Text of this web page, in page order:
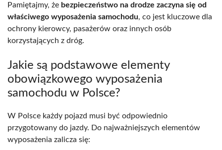
Pamiętajmy, że bezpieczeństwo na drodze zaczyna się od
właściwego wyposażenia samochodu, co jest kluczowe dla
ochrony kierowcy, pasażerów oraz innych osób
korzystających z dróg.
Jakie są podstawowe elementy
obowiązkowego wyposażenia
samochodu w Polsce?
W Polsce każdy pojazd musi być odpowiednio
przygotowany do jazdy. Do najważniejszych elementów
wyposażenia zalicza się: